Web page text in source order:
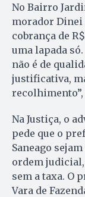
No Bairro
morador
cobrança de
uma lapada
não é de
justificativa,
recolhimento”,
Na Justiça, o
pede que o
Saneago
ordem
sem a taxa. O
Vara de